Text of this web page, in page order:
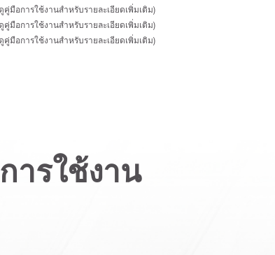
อการใช้งานสำหรับรายละเอียดเพิ่มเติม)
อการใช้งานสำหรับรายละเอียดเพิ่มเติม)
อการใช้งานสำหรับรายละเอียดเพิ่มเติม)
รใช้งาน